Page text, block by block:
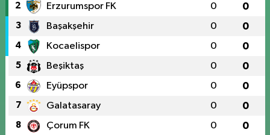
2 Erzurumspor FK 0 0
3 Başakşehir 0 0
4 Kocaelispor 0 0
5 Beşiktaş 0 0
6 Eyüpspor 0 0
7 Galatasaray 0 0
8 Çorum FK 0 0